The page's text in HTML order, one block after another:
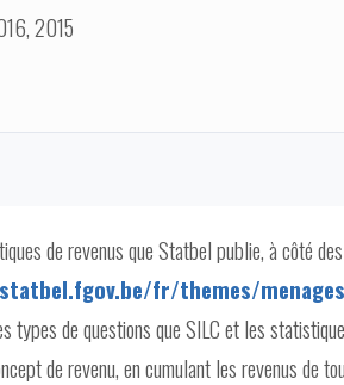
2015
de revenus que Statbel publie, à côté des
fr/themes/
types de questions que SILC et les
de revenu, en cumulant les revenus de